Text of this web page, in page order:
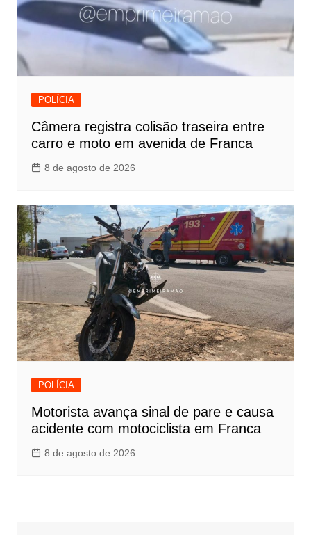
POLÍCIA
Câmera registra colisão traseira entre
carro e moto em avenida de Franca
8 de agosto de 2026
POLÍCIA
Motorista avança sinal de pare e causa
acidente com motociclista em Franca
8 de agosto de 2026